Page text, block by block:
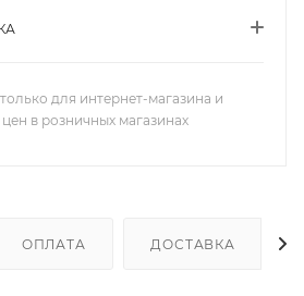
для интернет-магазина и
в розничных магазинах
ОПЛАТА ДОСТАВКА